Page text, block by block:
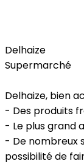
Delhaize
Supermarché
Delhaize, bien
- Des produits
- Le plus grand
- De nombreux
possibilité de